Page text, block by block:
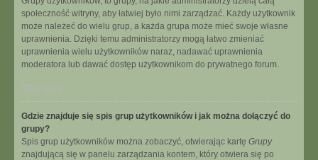
społeczność witryny, aby łatwiej było nimi zarządzać. Każdy użytkownik
może należeć do wielu grup, a każda grupa może mieć swoje własne
uprawnienia. Dzięki temu administratorzy mogą łatwo zmieniać
uprawnienia wielu użytkowników naraz, nadawać uprawnienia
moderatora lub dawać dostęp użytkownikom do prywatnego forum.
Na górę
Gdzie znajduje się spis grup użytkowników i jak można dołączyć do
grupy?
Spis grup użytkowników można zobaczyć, otwierając kartę Grupy
znajdującą się w panelu zarządzania kontem, który otwiera się po